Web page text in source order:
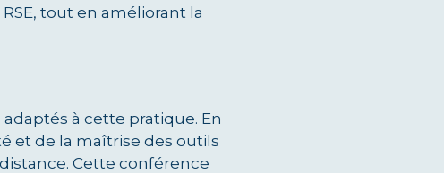
tout en améliorant la
à cette pratique. En
et de la maîtrise des outils
Cette conférence